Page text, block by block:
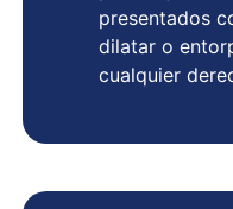
presentados
dilatar o
cualquier